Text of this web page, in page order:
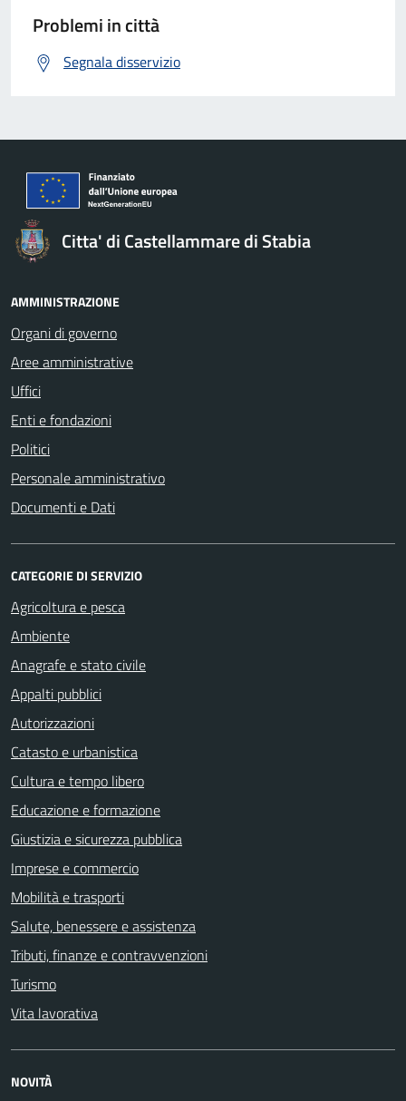
Problemi in città
Segnala disservizio
Citta' di Castellammare di Stabia
AMMINISTRAZIONE
Organi di governo
Aree amministrative
Uffici
Enti e fondazioni
Politici
Personale amministrativo
Documenti e Dati
CATEGORIE DI SERVIZIO
Agricoltura e pesca
Ambiente
Anagrafe e stato civile
Appalti pubblici
Autorizzazioni
Catasto e urbanistica
Cultura e tempo libero
Educazione e formazione
Giustizia e sicurezza pubblica
Imprese e commercio
Mobilità e trasporti
Salute, benessere e assistenza
Tributi, finanze e contravvenzioni
Turismo
Vita lavorativa
NOVITÀ